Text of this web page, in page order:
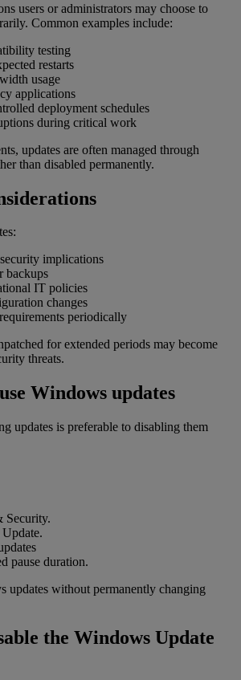
users or administrators may choose to
Common examples include:
testing
restarts
usage
applications
deployment schedules
during critical work
updates are often managed through
than disabled permanently.
implications
backups
IT policies
changes
periodically
for extended periods may become
threats.
Windows updates
updates is preferable to disabling them
Security.
pause duration.
updates without permanently changing
the Windows Update